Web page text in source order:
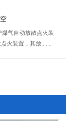
气自动放散点火装
火装置，其放.......